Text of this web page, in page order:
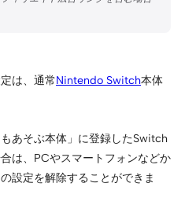
は、通常Nintendo Switch本体
あそぶ本体」に登録したSwitch
は、PCやスマートフォンなどか
設定を解除することができま